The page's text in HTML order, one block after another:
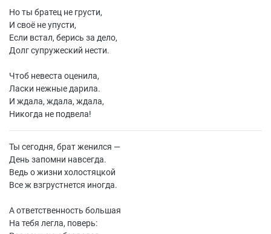
Но ты братец не грусти,
И своё не упусти,
Если встал, берись за дело,
Долг супружеский нести.
Чтоб невеста оценила,
Ласки нежные дарила.
И ждала, ждала, ждала,
Никогда не подвела!
Ты сегодня, брат женился —
День запомни навсегда.
Ведь о жизни холостяцкой
Все ж взгрустнется иногда.
А ответственность большая
На тебя легла, поверь: